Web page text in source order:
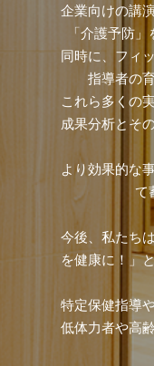
企業向けの講
「介護予防
同時に、フィ
指導者の
これら多くの
成果分析とそ
より効果的な
て
今後、私たち
を健康に！」
特定保健指導
低体力者や高